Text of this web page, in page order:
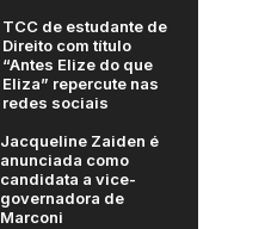
TCC de estudante de
Direito com título
“Antes Elize do que
Eliza” repercute nas
redes sociais
Jacqueline Zaiden é
anunciada como
candidata a vice-
governadora de
Marconi